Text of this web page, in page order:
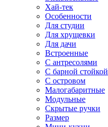
Хай-тек
Особенности
Для студии
Для хрущевки
Для дачи
Встроенные
С антресолями
С барной стойкой
С островом
Малогабаритные
Модульные
Скрытые ручки
Размер